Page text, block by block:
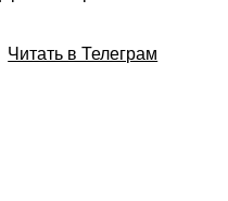
Читать в Телеграм